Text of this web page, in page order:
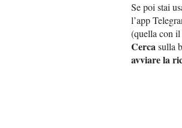
Se poi stai
l’app
(quella con
Cercasulla
avviare la